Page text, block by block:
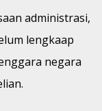
administrasi,
lengkaap
negara